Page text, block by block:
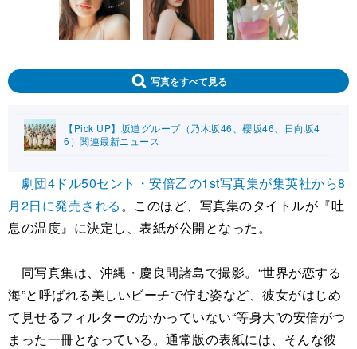
写真をすべて見る
【Pick UP】坂道グループ（乃木坂46、櫻坂46、日向坂4
6）関連最新ニュース
劇団4ドル50セント・安倍乙の1st写真集が集英社から8
月2日に発売される。このほど、写真集のタイトルが『吐
息の温度』に決定し、表紙が公開となった。
同写真集は、沖縄・慶良間諸島で撮影。“世界が恋する
海”と呼ばれる美しいビーチで佇む姿など、彼女がはじめ
て見せるフィルターのかかっていない“等身大”の安倍がつ
まった一冊となっている。通常版の表紙には、そんな彼